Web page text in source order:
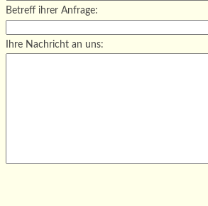
Betreff ihrer Anfrage:
Ihre Nachricht an uns: